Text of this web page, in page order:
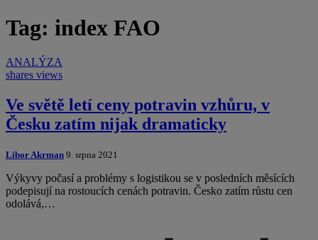
Tag: index FAO
ANALÝZA
shares views
Ve světě letí ceny potravin vzhůru, v
Česku zatím nijak dramaticky
Libor Akrman 9. srpna 2021
Výkyvy počasí a problémy s logistikou se v posledních měsících
podepisují na rostoucích cenách potravin. Česko zatím růstu cen
odolává,…